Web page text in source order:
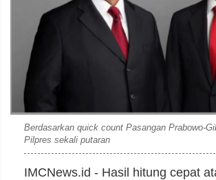
Berdasarkan quick count Pasangan Prabowo-
Pilpres sekali putaran
IMCNews.id - Hasil hitung cepat